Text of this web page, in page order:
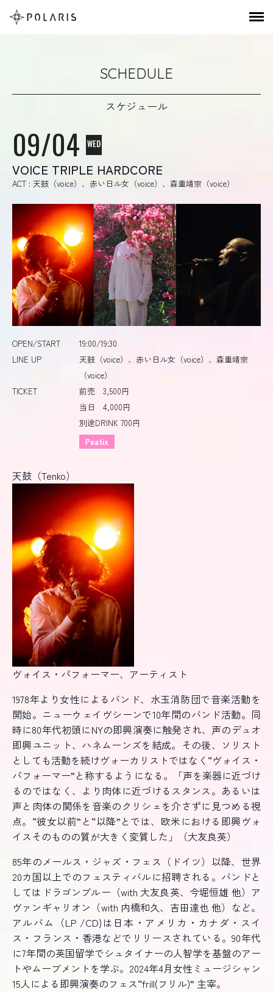
SCHEDULE
スケジュール
09/04 WED
VOICE TRIPLE HARDCORE
ACT : 天鼓（voice）、赤い日ル女（voice）、森重靖宗（voice）
OPEN/START
19:00/19:30
LINE UP
天鼓（voice）、赤い日ル女（voice）、森重靖宗
（voice）
TICKET
前売 3,500円
当日 4,000円
別途DRINK 700円
Peatix
天鼓（Tenko）
ヴォイス・パフォーマー、アーティスト
1978年より女性によるバンド、水玉消防団で音楽活動を
開始。ニューウェイヴシーンで10年間のバンド活動。同
時に80年代初頭にNYの即興演奏に触発され、声のデュオ
即興ユニット、ハネムーンズを結成。その後、ソリスト
としても活動を続けヴォーカリストではなく“ヴォイス・
パフォーマー”と称するようになる。「声を楽器に近づけ
るのではなく、より肉体に近づけるスタンス。あるいは
声と肉体の関係を音楽のクリシェを介さずに見つめる視
点。“彼女以前”と“以降”とでは、欧米における即興ヴォ
イスそのものの質が大きく変質した」（大友良英）
85年のメールス・ジャズ・フェス（ドイツ）以降、世界
20カ国以上でのフェスティバルに招聘される。バンドと
してはドラゴンブルー（with 大友良英、今堀恒雄 他）ア
ヴァンギャリオン（with 内橋和久、吉田達也 他）など。
アルバム（LP /CD)は日本・アメリカ・カナダ・スイ
ス・フランス・香港などでリリースされている。90年代
に7年間の英国留学でシュタイナーの人智学を基盤のアー
トやムーブメントを学ぶ。2024年4月女性ミュージシャン
15人による即興演奏のフェス“frill(フリル)” 主宰。